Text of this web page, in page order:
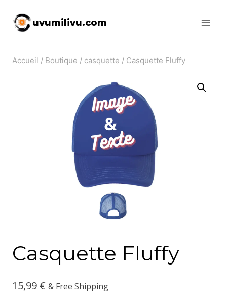
uvumilivu.com
Accueil / Boutique / casquette / Casquette Fluffy
Casquette Fluffy
15,99 € & Free Shipping